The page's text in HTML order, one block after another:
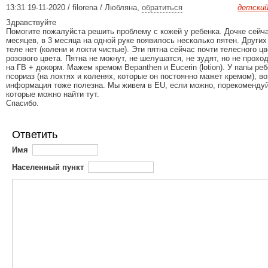
13:31 19-11-2020 / filorena / Любляна, обратиться
Здравствуйте
Помогите пожалуйста решить проблему с кожей у ребенка. Дочке
месяцев, в 3 месяца на одной руке появилось несколько пятен.
теле нет (колени и локти чистые). Эти пятна сейчас почти телесного
розового цвета. Пятна не мокнут, не шелушатся, не зудят, но не
на ГВ + докорм. Мажем кремом Bepanthen и Eucerin (lotion). У папы
псориаз (на локтях и коленях, которые он постоянно мажет кремом),
информация тоже полезна. Мы живем в EU, если можно,
которые можно найти тут.
Спасибо.
Ответить
Имя
Населенный пункт